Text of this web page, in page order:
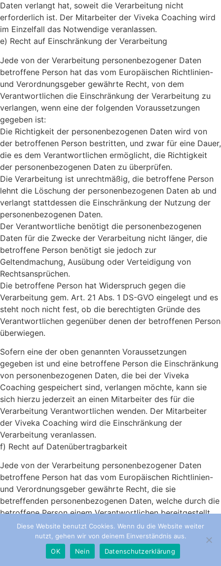
Daten verlangt hat, soweit die Verarbeitung nicht
erforderlich ist. Der Mitarbeiter der Viveka Coaching wird
im Einzelfall das Notwendige veranlassen.
e) Recht auf Einschränkung der Verarbeitung
Jede von der Verarbeitung personenbezogener Daten
betroffene Person hat das vom Europäischen Richtlinien-
und Verordnungsgeber gewährte Recht, von dem
Verantwortlichen die Einschränkung der Verarbeitung zu
verlangen, wenn eine der folgenden Voraussetzungen
gegeben ist:
Die Richtigkeit der personenbezogenen Daten wird von
der betroffenen Person bestritten, und zwar für eine Dauer,
die es dem Verantwortlichen ermöglicht, die Richtigkeit
der personenbezogenen Daten zu überprüfen.
Die Verarbeitung ist unrechtmäßig, die betroffene Person
lehnt die Löschung der personenbezogenen Daten ab und
verlangt stattdessen die Einschränkung der Nutzung der
personenbezogenen Daten.
Der Verantwortliche benötigt die personenbezogenen
Daten für die Zwecke der Verarbeitung nicht länger, die
betroffene Person benötigt sie jedoch zur
Geltendmachung, Ausübung oder Verteidigung von
Rechtsansprüchen.
Die betroffene Person hat Widerspruch gegen die
Verarbeitung gem. Art. 21 Abs. 1 DS-GVO eingelegt und es
steht noch nicht fest, ob die berechtigten Gründe des
Verantwortlichen gegenüber denen der betroffenen Person
überwiegen.
Sofern eine der oben genannten Voraussetzungen
gegeben ist und eine betroffene Person die Einschränkung
von personenbezogenen Daten, die bei der Viveka
Coaching gespeichert sind, verlangen möchte, kann sie
sich hierzu jederzeit an einen Mitarbeiter des für die
Verarbeitung Verantwortlichen wenden. Der Mitarbeiter
der Viveka Coaching wird die Einschränkung der
Verarbeitung veranlassen.
f) Recht auf Datenübertragbarkeit
Jede von der Verarbeitung personenbezogener Daten
betroffene Person hat das vom Europäischen Richtlinien-
und Verordnungsgeber gewährte Recht, die sie
betreffenden personenbezogenen Daten, welche durch die
betroffene Person einem Verantwortlichen bereitgestellt
wurden, in einem strukturierten, gängigen und
maschinenlesbaren Format zu erhalten. Sie hat außerdem
das Recht, diese Daten einem anderen Verantwortlichen
ohne Behinderung durch den Verantwortlichen, dem die
Diese Website benutzt Cookies. Wenn du die Website weiter
nutzt, gehen wir von deinem Einverständnis aus.
OK
Nein Datenschutzerklärung